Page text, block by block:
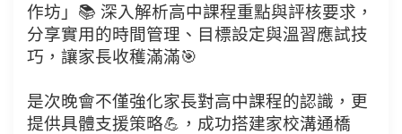
作坊」📚 深入解析高中課程重點與評核要求，
分享實用的時間管理、目標設定與溫習應試技
巧，讓家長收穫滿滿🎯
是次晚會不僅強化家長對高中課程的認識，更
提供具體支援策略💪，成功搭建家校溝通橋